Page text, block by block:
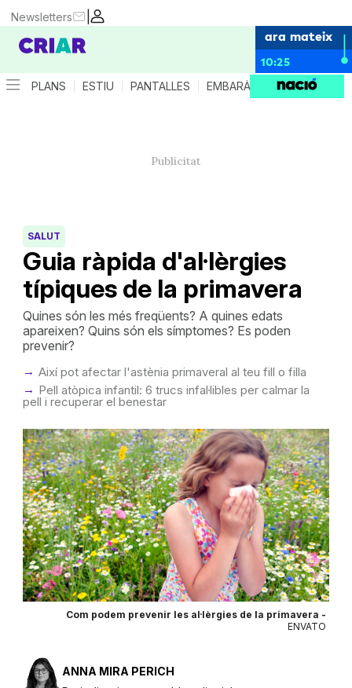
|
Newsletters
ara mateix
10:25
PLANS ESTIU PANTALLES EMBARÀS CRIANÇA
Guia ràpida d'al·lèrgies
típiques de la primavera
SALUT
Quines són les més freqüents? A quines edats
apareixen? Quins són els símptomes? Es poden
prevenir?
Així pot afectar l'astènia primaveral al teu fill o filla
Pell atòpica infantil: 6 trucs infal·libles per calmar la
pell i recuperar el benestar
Com podem prevenir les al·lèrgies de la primavera -
ENVATO
ANNA MIRA PERICH